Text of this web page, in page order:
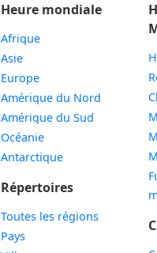
Heure mondiale
Afrique
Asie
Europe
Amérique du Nord
Amérique du Sud
Océanie
Antarctique
Répertoires
Toutes les régions
Pays